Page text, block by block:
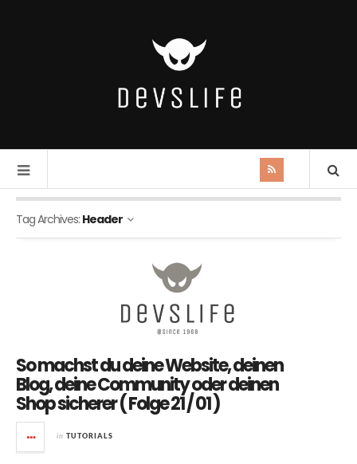
Tag Archives: Header
So machst du deine Website, deinen
Blog, deine Community oder deinen
Shop sicherer ( Folge 21 / 01 )
in TUTORIALS